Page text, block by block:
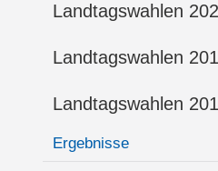
Landtagswahlen
Landtagswahlen
Landtagswahlen
Ergebnisse